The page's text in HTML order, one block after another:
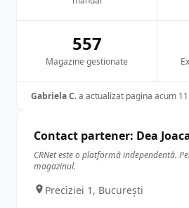
557
Magazine gestionate
Gabriela C.a actualizat pagina acum
Contact partener: Dea
CRNet este o platformă independentă.
magazinul.
Preciziei 1, București